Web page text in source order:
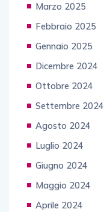
Marzo 2025
Febbraio 2025
Gennaio 2025
Dicembre 2024
Ottobre 2024
Settembre 2024
Agosto 2024
Luglio 2024
Giugno 2024
Maggio 2024
Aprile 2024